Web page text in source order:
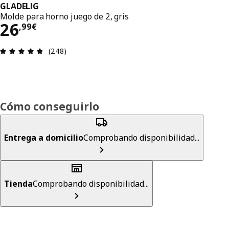
GLADELIG
Molde para horno juego de 2, gris
26,99€
El precio 26,99€
Reseña: 4.8 de 5 estrellas. Revisiones totales:
(248)
Cómo conseguirlo
Entrega a domicilioComprobando disponibilidad...
TiendaComprobando disponibilidad...